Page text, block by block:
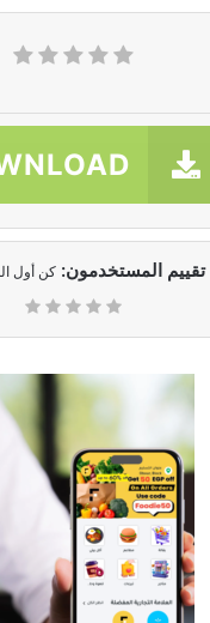
تقييم المستخدمون: كن أول